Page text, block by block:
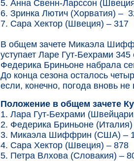
5. Анна Свенн-Ларссон
6. Зринка Лютич (Хорватия) –
7. Сара Хектор (Швеция) – 317
В общем зачете Микаэла
уступает Ларе Гут-Бехрами
Федерика Бриньоне набрала
До конца сезона осталось
если, конечно, погода вновь
Положение в общем зачете
1. Лара Гут-Бехрами
2. Федерика Бриньоне
3. Микаэла Шиффрин (США) –
4. Сара Хектор (Швеция) – 878
5. Петра Влхова (Словакия) –